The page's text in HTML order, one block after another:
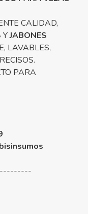
CALIDAD,
YJABONES
LAVABLES,
PARA